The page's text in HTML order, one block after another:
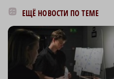
ЕЩЁ НОВОСТИ ПО ТЕМЕ